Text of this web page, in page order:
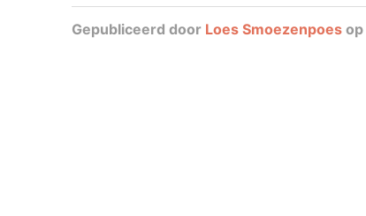
Gepubliceerd door Loes Smoezenpoes op